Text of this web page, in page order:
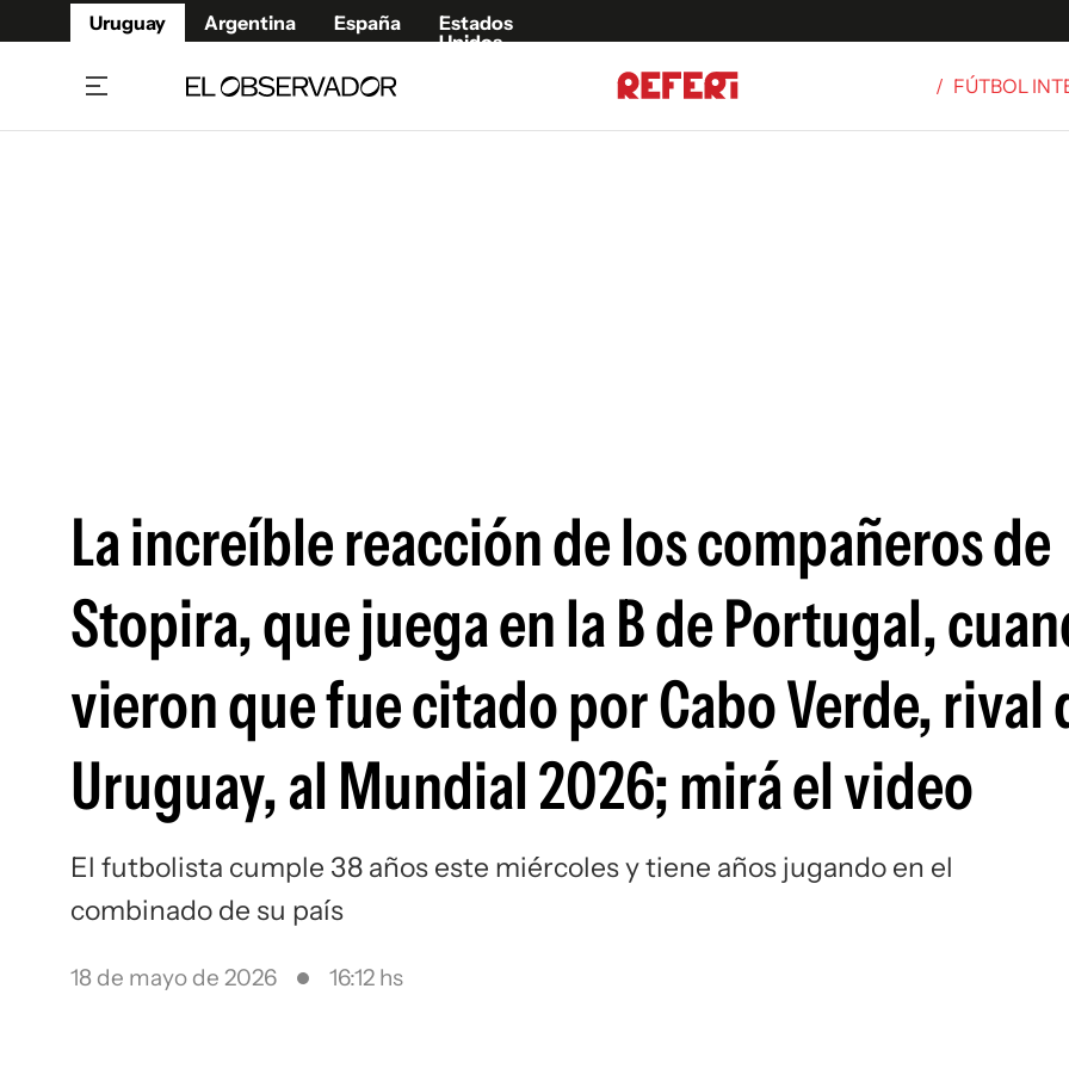
Uruguay Argentina España
Estados
Unidos
/ FÚTBOL
La increíble reacción de los compañeros de
Stopira, que juega en la B de Portugal,
vieron que fue citado por Cabo Verde, rival
Uruguay, al Mundial 2026; mirá el video
El futbolista cumple 38 años este miércoles y tiene años jugando en el
combinado de su país
18 de mayo de 2026 16:12 hs